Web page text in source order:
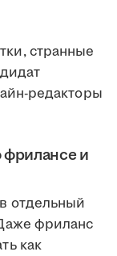
странные
редакторы
фрилансе и
отдельный
фриланс
как